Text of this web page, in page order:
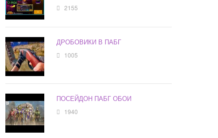
2155
ДРОБОВИКИ В ПАБГ
1005
ПОСЕЙДОН ПАБГ ОБОИ
1940